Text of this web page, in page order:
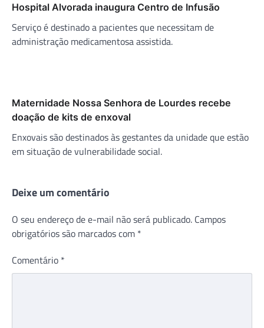
Hospital Alvorada inaugura Centro de Infusão
Serviço é destinado a pacientes que necessitam de
administração medicamentosa assistida.
Maternidade Nossa Senhora de Lourdes recebe
doação de kits de enxoval
Enxovais são destinados às gestantes da unidade que estão
em situação de vulnerabilidade social.
Deixe um comentário
O seu endereço de e-mail não será publicado. Campos
obrigatórios são marcados com *
Comentário *